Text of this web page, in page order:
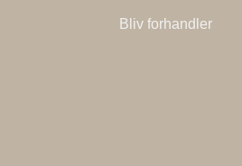
Bliv forhandler